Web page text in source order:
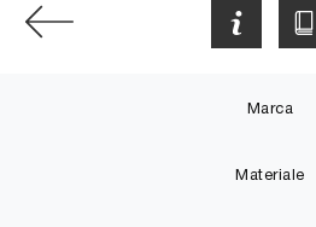
Marca
Materiale